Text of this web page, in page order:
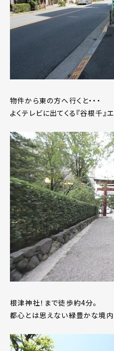
物件から東の方へ行くと・・・
よくテレビに出てくる『谷根千』
根津神社！まで徒歩約4分。
都心とは思えない緑豊かな境